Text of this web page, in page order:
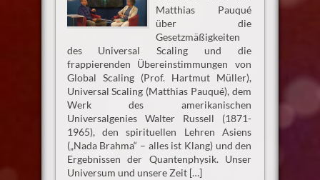
Matthias Pauqué
über die
Gesetzmäßigkeiten
des Universal Scaling und die
frappierenden Übereinstimmungen von
Global Scaling (Prof. Hartmut Müller),
Universal Scaling (Matthias Pauqué), dem
Werk des amerikanischen
Universalgenies Walter Russell (1871-
1965), den spirituellen Lehren Asiens
(„Nada Brahma“ – alles ist Klang) und den
Ergebnissen der Quantenphysik. Unser
Universum und unsere Zeit […]